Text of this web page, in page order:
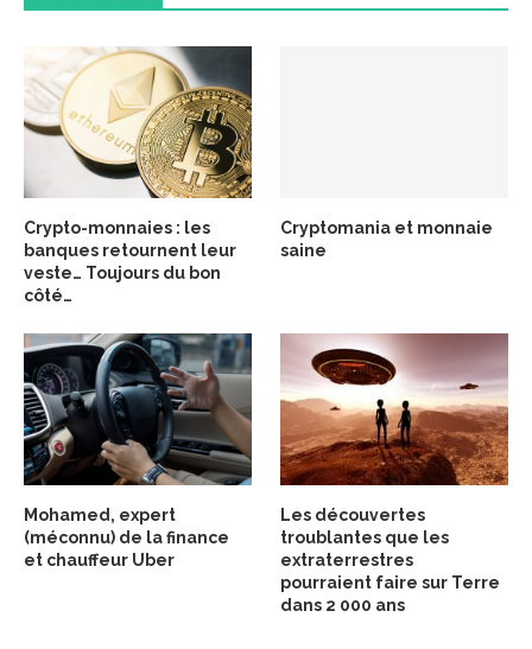
Crypto-monnaies : les
banques retournent leur
veste… Toujours du bon
côté…
Cryptomania et monnaie
saine
Mohamed, expert
(méconnu) de la finance
et chauffeur Uber
Les découvertes
troublantes que les
extraterrestres
pourraient faire sur Terre
dans 2 000 ans